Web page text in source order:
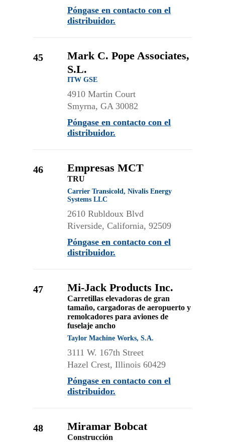
Póngase en contacto con el
distribuidor.
45
Mark C. Pope Associates,
S.L.
ITW GSE
4910 Martin Court
Smyrna, GA 30082
Póngase en contacto con el
distribuidor.
46 Empresas MCT
TRU
Carrier Transicold, Nivalis Energy
Systems LLC
2610 Rubldoux Blvd
Riverside, California, 92509
Póngase en contacto con el
distribuidor.
47 Mi-Jack Products Inc.
Carretillas elevadoras de gran
tamaño, cargadoras de aeropuerto y
remolcadores para aviones de
fuselaje ancho
Taylor Machine Works, S.A.
3111 W. 167th Street
Hazel Crest, Illinois 60429
Póngase en contacto con el
distribuidor.
48 Miramar Bobcat
Construcción